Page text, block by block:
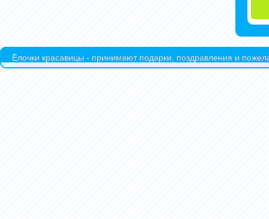
Ёлочки красавицы - принимают подарки, поздравления и